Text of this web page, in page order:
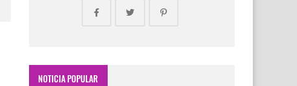
NOTICIA POPULAR